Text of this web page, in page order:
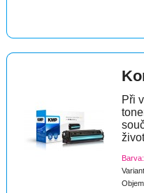
Při
Barva: